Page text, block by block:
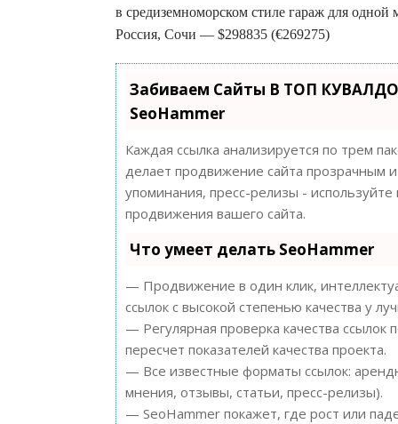
в средиземноморском стиле гараж для
Россия, Сочи — $298835 (€269275)
Забиваем Сайты В ТОП
SeoHammer
Каждая ссылка анализируется по трем
делает продвижение сайта прозрачным
упоминания, пресс-релизы -
продвижения вашего сайта.
Что умеет делать SeoHammer
— Продвижение в один клик,
ссылок с высокой степенью качества у
— Регулярная проверка качества
пересчет показателей качества проекта.
— Все известные форматы ссылок:
мнения, отзывы, статьи, пресс-релизы).
— SeoHammer покажет, где рост или